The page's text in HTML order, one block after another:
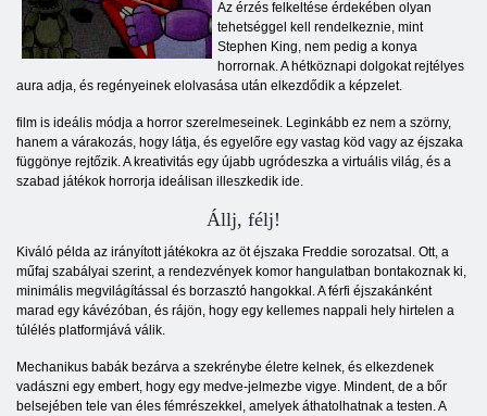
Az érzés felkeltése érdekében olyan
tehetséggel kell rendelkeznie, mint
Stephen King, nem pedig a konya
horrornak. A hétköznapi dolgokat rejtélyes
aura adja, és regényeinek elolvasása után elkezdődik a képzelet.
film is ideális módja a horror szerelmeseinek. Leginkább ez nem a szörny,
hanem a várakozás, hogy látja, és egyelőre egy vastag köd vagy az éjszaka
függönye rejtőzik. A kreativitás egy újabb ugródeszka a virtuális világ, és a
szabad játékok horrorja ideálisan illeszkedik ide.
Állj, félj!
Kiváló példa az irányított játékokra az öt éjszaka Freddie sorozatsal. Ott, a
műfaj szabályai szerint, a rendezvények komor hangulatban bontakoznak ki,
minimális megvilágítással és borzasztó hangokkal. A férfi éjszakánként
marad egy kávézóban, és rájön, hogy egy kellemes nappali hely hirtelen a
túlélés platformjává válik.
Mechanikus babák bezárva a szekrénybe életre kelnek, és elkezdenek
vadászni egy embert, hogy egy medve-jelmezbe vigye. Mindent, de a bőr
belsejében tele van éles fémrészekkel, amelyek áthatolhatnak a testen. A